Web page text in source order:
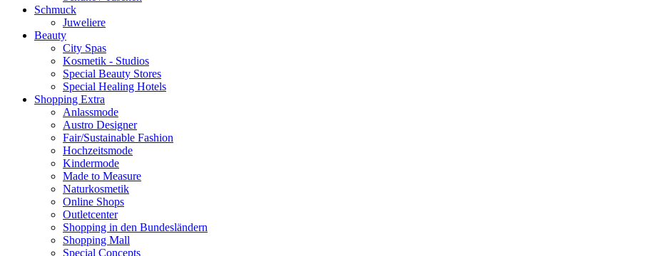
Schmuck
Juweliere
Beauty
City Spas
Kosmetik - Studios
Special Beauty Stores
Special Healing Hotels
Shopping Extra
Anlassmode
Austro Designer
Fair/Sustainable Fashion
Hochzeitsmode
Kindermode
Made to Measure
Naturkosmetik
Online Shops
Outletcenter
Shopping in den Bundesländern
Shopping Mall
Special Concepts